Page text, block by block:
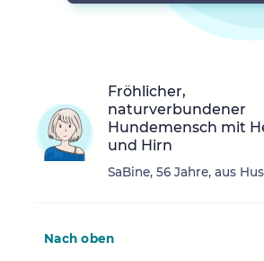
Fröhlicher,
naturverbundener
Hundemensch mit
und Hirn
SaBine, 56 Jahre, aus
Nach oben